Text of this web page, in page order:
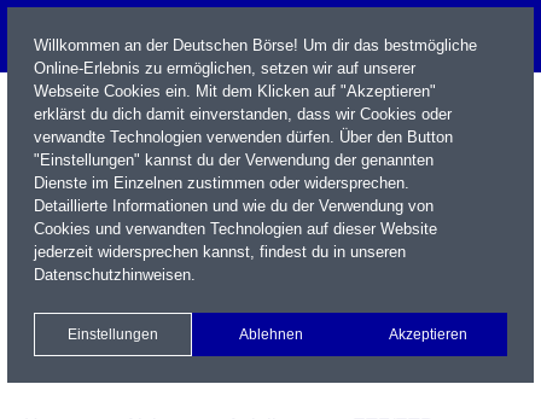
Name / WKN / ISIN / Kürzel
Xetra Realtime
Watchlist Portfolio Login
Willkommen an der Deutschen Börse! Um dir das bestmögliche
Online-Erlebnis zu ermöglichen, setzen wir auf unserer
Webseite Cookies ein. Mit dem Klicken auf "Akzeptieren"
erklärst du dich damit einverstanden, dass wir Cookies oder
verwandte Technologien verwenden dürfen. Über den Button
"Einstellungen" kannst du der Verwendung der genannten
Dienste im Einzelnen zustimmen oder widersprechen.
Detaillierte Informationen und wie du der Verwendung von
Cookies und verwandten Technologien auf dieser Website
jederzeit widersprechen kannst, findest du in unseren
Datenschutzhinweisen.
Einstellungen Ablehnen Akzeptieren